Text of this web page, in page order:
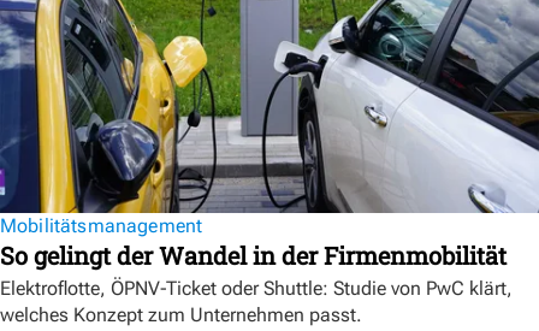
Mobilitätsmanagement
So gelingt der Wandel in der Firmenmobilität
Elektroflotte, ÖPNV-Ticket oder Shuttle: Studie von PwC klärt,
welches Konzept zum Unternehmen passt.